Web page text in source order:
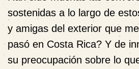
sostenidas a lo largo de
y amigas del exterior que
pasó en Costa Rica? Y de
su preocupación sobre lo